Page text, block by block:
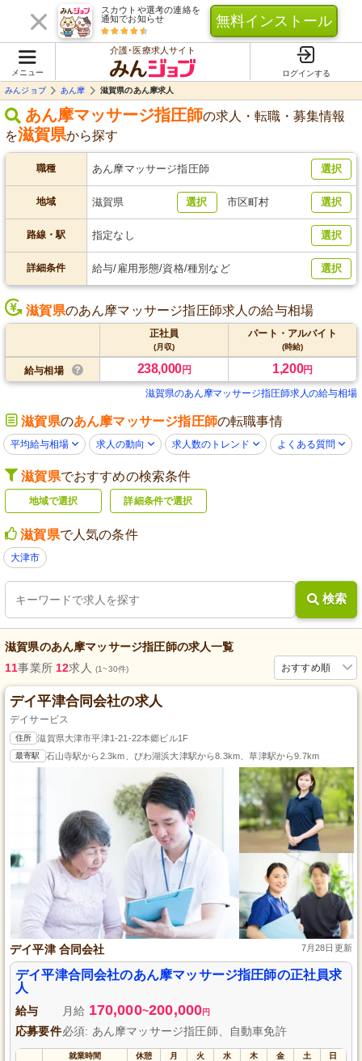
スカウトや選考の連絡を
通知でお知らせ
無料インストール
メニュー
介護･医療求人サイト
ログインする
みんジョブ
あん摩 滋賀県のあん摩求人
あん摩マッサージ指圧師の求人・転職・募集情報
を滋賀県から探す
職種 あん摩マッサージ指圧師 選択
地域 滋賀県 選択 市区町村 選択
路線・駅 指定なし 選択
詳細条件 給与/雇用形態/資格/種別など 選択
滋賀県のあん摩マッサージ指圧師求人の給与相場
正社員
(月収)
パート・アルバイト
(時給)
給与相場 238,000円 1,200円
滋賀県のあん摩マッサージ指圧師求人の給与相場
滋賀県のあん摩マッサージ指圧師の転職事情
平均給与相場 求人の動向 求人数のトレンド よくある質問
滋賀県でおすすめの検索条件
地域で選択 詳細条件で選択
滋賀県で人気の条件
大津市
検索
滋賀県のあん摩マッサージ指圧師の求人一覧
おすすめ順
11事業所 12求人 (1~30件)
デイ平津合同会社の求人
デイサービス
住所 滋賀県大津市平津1-21-22本郷ビル1F
最寄駅 石山寺駅から2.3km、びわ湖浜大津駅から8.3km、草津駅から9.7km
デイ平津 合同会社 7月28日更新
デイ平津合同会社のあん摩マッサージ指圧師の正社員求
人
給与 月給 170,000~200,000円
応募要件必須: あん摩マッサージ指圧師、自動車免許
就業時間 休憩 月 火 水 木 金 土 日